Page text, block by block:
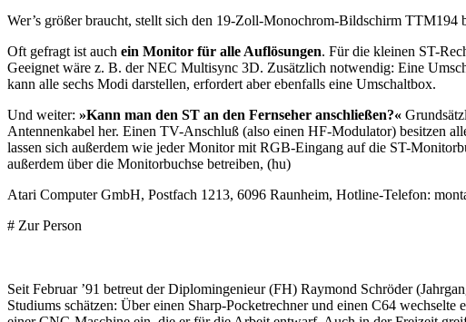
Wer’s größer braucht, stellt sich den 19-Zoll-Monochrom-Bildschirm
Oft gefragt ist auch ein Monitor für alle Auflösungen. Für die kleinen ST-
Geeignet wäre z. B. der NEC Multisync 3D. Zusätzlich notwendig: Eine
kann alle sechs Modi darstellen, erfordert aber ebenfalls eine Umschaltbox.
Und weiter: »Kann man den ST an den Fernseher anschließen?«
Antennenkabel her. Einen TV-Anschluß (also einen HF-Modulator) besitzen
lassen sich außerdem wie jeder Monitor mit RGB-Eingang auf die ST-
außerdem über die Monitorbuchse betreiben, (hu)
Atari Computer GmbH, Postfach 1213, 6096 Raunheim, Hotline-Telefon:
# Zur Person
Seit Februar ’91 betreut der Diplomingenieur (FH) Raymond Schröder
Studiums schätzen: Über einen Sharp-Pocketrechner und einen C64